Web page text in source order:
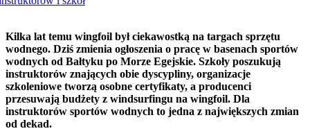
Kilka lat temu wingfoil był ciekawostką na targach sprzętu
wodnego. Dziś zmienia ogłoszenia o pracę w basenach sportów
wodnych od Bałtyku po Morze Egejskie. Szkoły poszukują
instruktorów znających obie dyscypliny, organizacje
szkoleniowe tworzą osobne certyfikaty, a producenci
przesuwają budżety z windsurfingu na wingfoil. Dla
instruktorów sportów wodnych to jedna z największych zmian
od dekad.